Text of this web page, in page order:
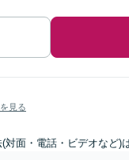
見る
対面・電話・ビデオなど)